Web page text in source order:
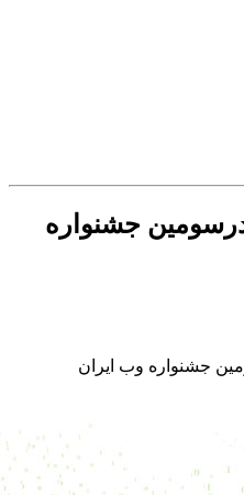
جشنواره
جشنواره وب ایران